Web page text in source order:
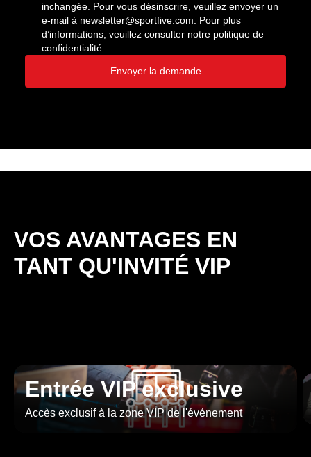
inchangée. Pour vous désinscrire, veuillez envoyer un
e-mail à newsletter@sportfive.com . Pour plus
d’informations, veuillez consulter notre politique de
confidentialité.
Envoyer la demande
VOS AVANTAGES EN
TANT QU'INVITÉ VIP
Entrée VIP exclusive
Accès exclusif à la zone VIP de l'événement